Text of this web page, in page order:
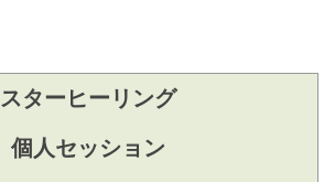
スターヒーリング
個人セッション